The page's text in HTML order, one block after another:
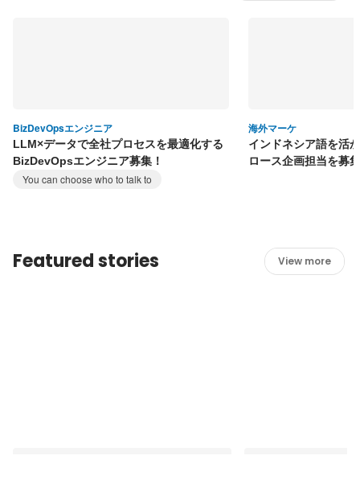
BizDevOpsエンジニア
LLM×データで全社プロセスを最適化する
BizDevOpsエンジニア募集！
You can choose who to talk to
海外マーケ
インドネシア語を活
ロース企画担当を募
Featured stories View more